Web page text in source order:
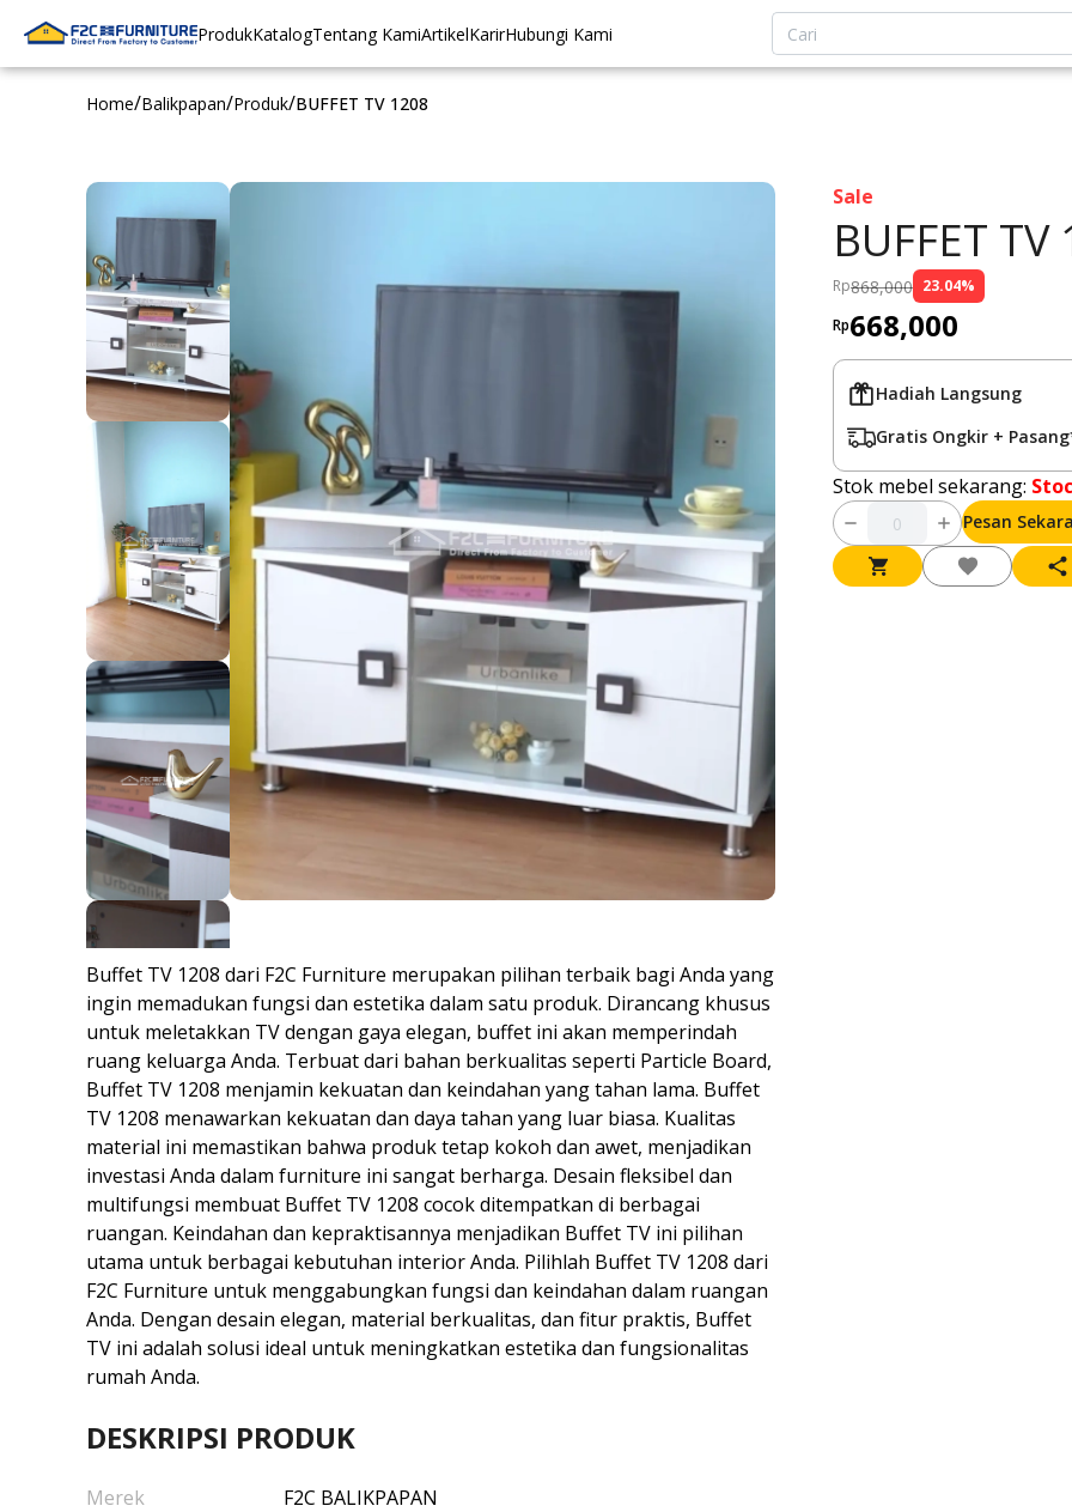
ProdukKatalogTentang KamiArtikelKarirHubungi Kami
Home/Balikpapan/Produk/BUFFET TV 1208
Buffet TV 1208 dari F2C Furniture merupakan pilihan terbaik bagi Anda yang
ingin memadukan fungsi dan estetika dalam satu produk. Dirancang khusus
untuk meletakkan TV dengan gaya elegan, buffet ini akan memperindah
ruang keluarga Anda. Terbuat dari bahan berkualitas seperti Particle Board,
Buffet TV 1208 menjamin kekuatan dan keindahan yang tahan lama. Buffet
TV 1208 menawarkan kekuatan dan daya tahan yang luar biasa. Kualitas
material ini memastikan bahwa produk tetap kokoh dan awet, menjadikan
investasi Anda dalam furniture ini sangat berharga. Desain fleksibel dan
multifungsi membuat Buffet TV 1208 cocok ditempatkan di berbagai
ruangan. Keindahan dan kepraktisannya menjadikan Buffet TV ini pilihan
utama untuk berbagai kebutuhan interior Anda. Pilihlah Buffet TV 1208 dari
F2C Furniture untuk menggabungkan fungsi dan keindahan dalam ruangan
Anda. Dengan desain elegan, material berkualitas, dan fitur praktis, Buffet
TV ini adalah solusi ideal untuk meningkatkan estetika dan fungsionalitas
rumah Anda.
Sale
BUFFET TV
Rp868,000 23.04%
Rp668,000
Hadiah Langsung
Gratis Ongkir +
Stok mebel sekarang:
Pesan
DESKRIPSI PRODUK
Merek
F2C BALIKPAPAN